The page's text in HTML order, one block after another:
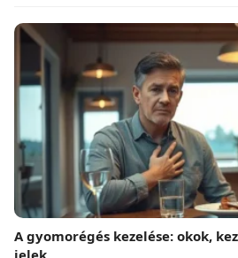
A gyomorégés kezelése: okok,